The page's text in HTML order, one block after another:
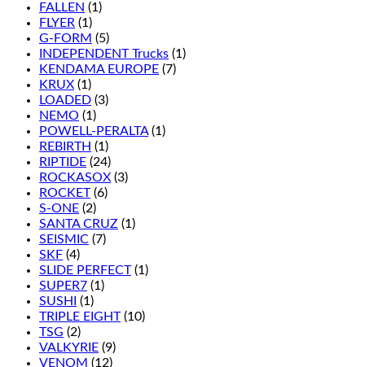
FALLEN (1)
FLYER (1)
G-FORM (5)
INDEPENDENT Trucks (1)
KENDAMA EUROPE (7)
KRUX (1)
LOADED (3)
NEMO (1)
POWELL-PERALTA (1)
REBIRTH (1)
RIPTIDE (24)
ROCKASOX (3)
ROCKET (6)
S-ONE (2)
SANTA CRUZ (1)
SEISMIC (7)
SKF (4)
SLIDE PERFECT (1)
SUPER7 (1)
SUSHI
(1)
TRIPLE EIGHT (10)
TSG (2)
VALKYRIE (9)
VENOM (12)